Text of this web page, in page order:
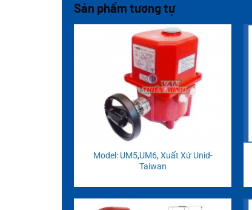
Sản phẩm tương tự
Model: UM5,UM6, Xuất Xứ Unid-
Taiwan